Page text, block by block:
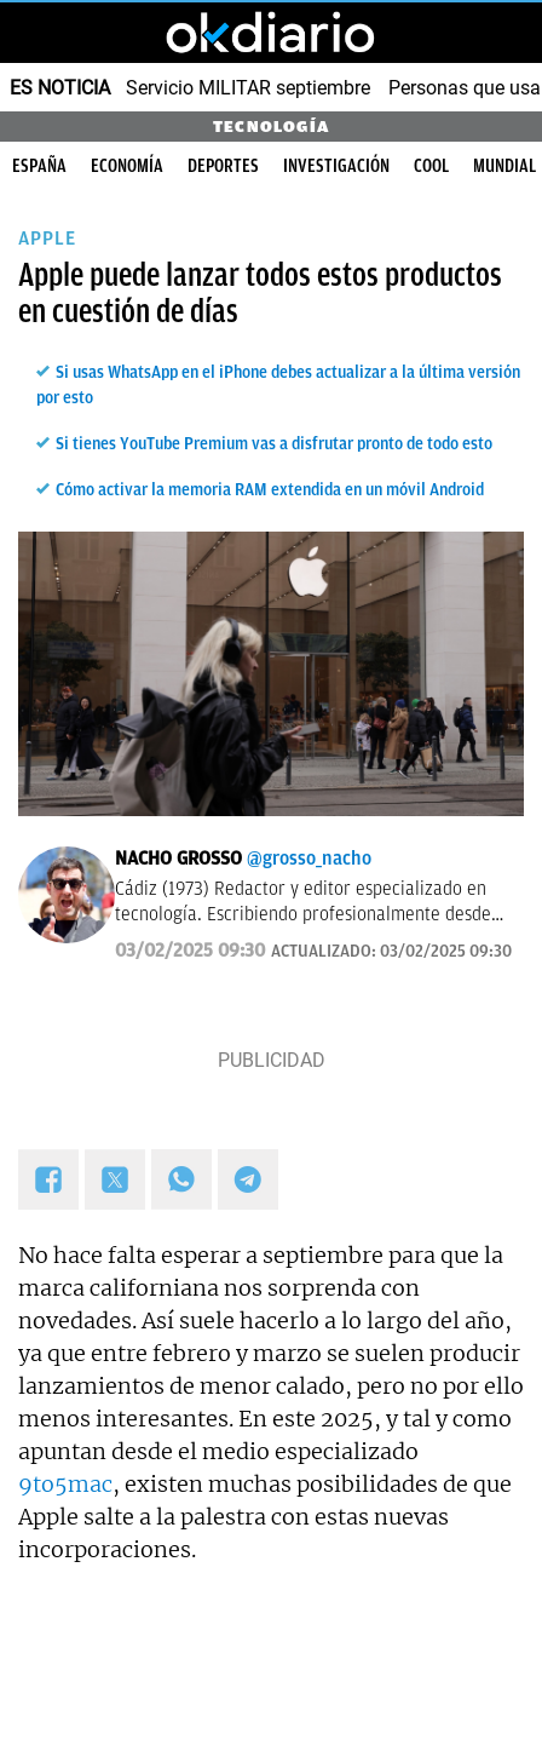
ES NOTICIA Servicio MILITAR septiembre Personas que
TECNOLOGÍA
ESPAÑA ECONOMÍA DEPORTES INVESTIGACIÓN COOL MUNDIAL
APPLE
Apple puede lanzar todos estos productos
en cuestión de días
Si usas WhatsApp en el iPhone debes actualizar a la última versión
por esto
Si tienes YouTube Premium vas a disfrutar pronto de todo esto
Cómo activar la memoria RAM extendida en un móvil Android
NACHO GROSSO @grosso_nacho
Cádiz (1973) Redactor y editor especializado en
tecnología. Escribiendo profesionalmente desde
2017 para medios de difusión y blogs en español.
03/02/2025 09:30 ACTUALIZADO: 03/02/2025 09:30
No hace falta esperar a septiembre para que la
marca californiana nos sorprenda con
novedades. Así suele hacerlo a lo largo del año,
ya que entre febrero y marzo se suelen producir
lanzamientos de menor calado, pero no por ello
menos interesantes. En este 2025, y tal y como
apuntan desde el medio especializado
9to5mac, existen muchas posibilidades de que
Apple salte a la palestra con estas nuevas
incorporaciones.